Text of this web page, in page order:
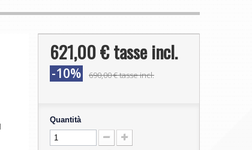
621,00 €tasse incl.
-10% 690,00 €tasse incl.
Quantità